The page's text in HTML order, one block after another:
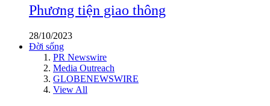
Phương tiện giao thông
28/10/2023
Đời sống
PR Newswire
Media Outreach
GLOBENEWSWIRE
View All